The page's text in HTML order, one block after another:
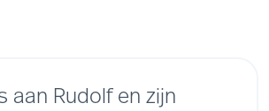
aan Rudolf en zijn